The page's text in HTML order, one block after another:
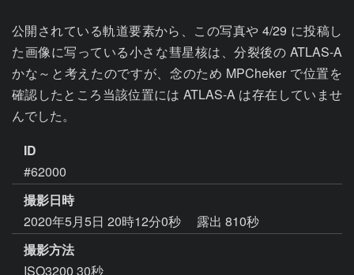
公開されている軌道要素から、この写真や 4/29 に投稿し
た画像に写っている小さな彗星核は、分裂後の ATLAS-A
かな～と考えたのですが、念のため MPCheker で位置を
確認したところ当該位置には ATLAS-A は存在していませ
んでした。
ID
#62000
撮影日時
2020年5月5日 20時12分0秒
露出 810秒
撮影方法
ISO3200 30秒